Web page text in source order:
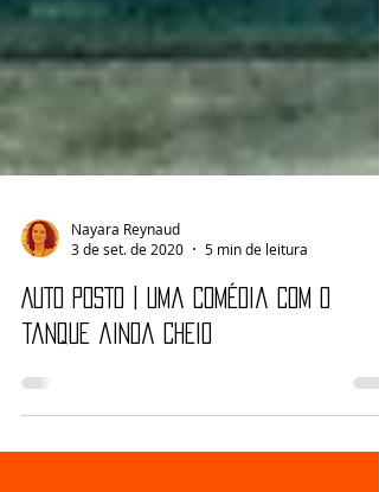
Nayara Reynaud
3 de set. de 2020
5 min de leitura
AUTO POSTO | Uma comédia com o